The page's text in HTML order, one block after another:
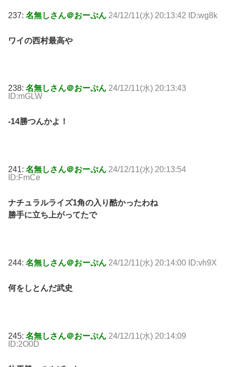
237: 名無しさん＠おーぷん 24/12/11(水) 20:13:42 ID:wg8k
ワイの西村最高や
238: 名無しさん＠おーぷん 24/12/11(水) 20:13:43
ID:mGLW
-14勝つんかよ！
241: 名無しさん＠おーぷん 24/12/11(水) 20:13:54
ID:FmCe
ナチュラルライズ1角の入り酷かったわね
勝手に立ち上がってたで
244: 名無しさん＠おーぷん 24/12/11(水) 20:14:00 ID:vh9X
何をしとんだ武史
245: 名無しさん＠おーぷん 24/12/11(水) 20:14:09
ID:2O0D